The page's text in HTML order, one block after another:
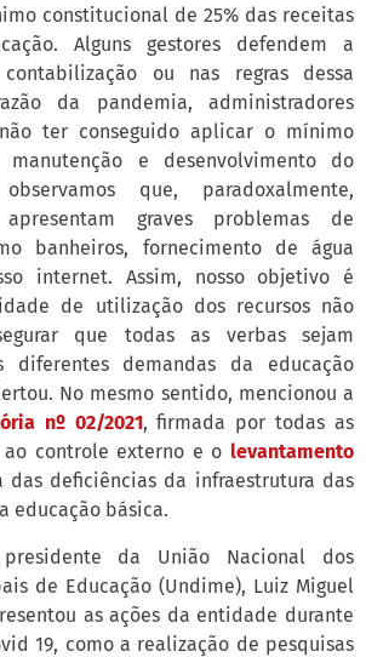
constitucional de 25% das receitas
Alguns gestores defendem a
ou nas regras dessa
da pandemia, administradores
ter conseguido aplicar o mínimo
manutenção e desenvolvimento do
que, paradoxalmente,
graves problemas de
banheiros, fornecimento de água
internet. Assim, nosso objetivo é
de utilização dos recursos não
que todas as verbas sejam
diferentes demandas da educação
No mesmo sentido, mencionou a
nº 02/2021, firmada por todas as
controle externo e o levantamento
das deficiências da infraestrutura das
educação básica.
da União Nacional dos
de Educação (Undime), Luiz Miguel
as ações da entidade durante
19, como a realização de pesquisas